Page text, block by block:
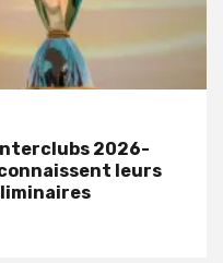
2026-
leurs